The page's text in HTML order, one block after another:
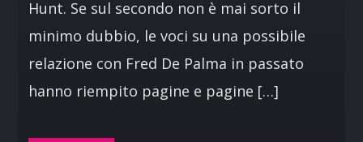
Hunt. Se sul secondo non è mai sorto il
minimo dubbio, le voci su una possibile
relazione con Fred De Palma in passato
hanno riempito pagine e pagine […]